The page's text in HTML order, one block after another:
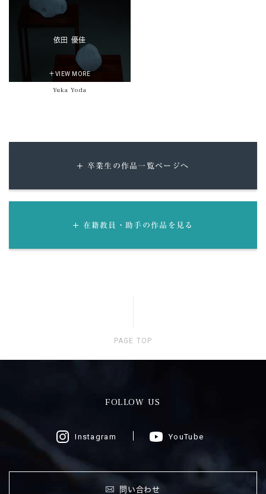
依田 優佳
＋VIEW MORE
Yuka Yoda
卒業生の作品一覧ページへ
在籍教員・助手の作品を見る
PAGE TOP
FOLLOW US
Instagram YouTube
問い合わせ